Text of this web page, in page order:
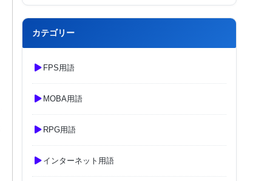
カテゴリー
FPS用語
MOBA用語
RPG用語
インターネット用語